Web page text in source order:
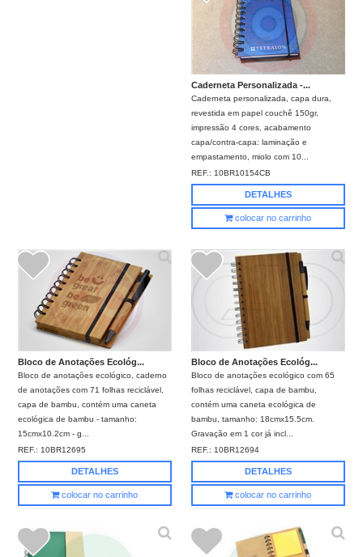
Caderneta Personalizada -...
Caderneta personalizada, capa dura,
revestida em papel couchê 150gr,
impressão 4 cores, acabamento
capa/contra-capa: laminação e
empastamento, miolo com 10...
REF.:10BR10154CB
DETALHES
colocar no carrinho
Bloco de Anotações Ecológ...
Bloco de anotações ecológico, caderno
de anotações com 71 folhas reciclável,
capa de bambu, contém uma caneta
ecológica de bambu - tamanho:
15cmx10.2cm - g...
REF.:10BR12695
DETALHES
colocar no carrinho
Bloco de Anotações Ecológ...
Bloco de anotações ecológico com 65
folhas reciclável, capa de bambu,
contém uma caneta ecológica de
bambu, tamanho: 18cmx15.5cm.
Gravação em 1 cor já incl...
REF.:10BR12694
DETALHES
colocar no carrinho